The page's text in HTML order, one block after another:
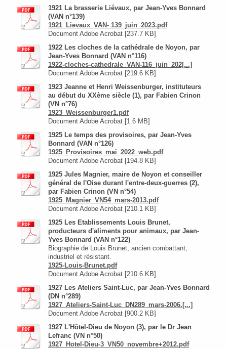
1921 La brasserie Liévaux, par Jean-Yves Bonnard
(VAN n°139)
1921_Lievaux_VAN- 139_juin_2023.pdf
Document Adobe Acrobat [237.7 KB]
1922 Les cloches de la cathédrale de Noyon, par
Jean-Yves Bonnard (VAN n°116)
1922-cloches-cathedrale_VAN-116_juin_202[...]
Document Adobe Acrobat [219.6 KB]
1923 Jeanne et Henri Weissenburger, instituteurs
au début du XXème siècle (1), par Fabien Crinon
(VN n°76)
1923_Weissenburger1.pdf
Document Adobe Acrobat [1.6 MB]
1925 Le temps des provisoires, par Jean-Yves
Bonnard (VAN n°126)
1925_Provisoires_mai_2022_web.pdf
Document Adobe Acrobat [194.8 KB]
1925 Jules Magnier, maire de Noyon et conseiller
général de l'Oise durant l'entre-deux-guerres (2),
par Fabien Crinon (VN n°54)
1925_Magnier_VN54_mars-2013.pdf
Document Adobe Acrobat [210.1 KB]
1925 Les Etablissements Louis Brunet,
producteurs d'aliments pour animaux, par Jean-
Yves Bonnard (VAN n°122)
Biographie de Louis Brunet, ancien combattant,
industriel et résistant.
1925-Louis-Brunet.pdf
Document Adobe Acrobat [210.6 KB]
1927 Les Ateliers Saint-Luc, par Jean-Yves Bonnard
(DN n°289)
1927_Ateliers-Saint-Luc_DN289_mars-2006.[...]
Document Adobe Acrobat [900.2 KB]
1927 L'Hôtel-Dieu de Noyon (3), par le Dr Jean
Lefranc (VN n°50)
1927_Hotel-Dieu-3_VN50_novembre+2012.pdf